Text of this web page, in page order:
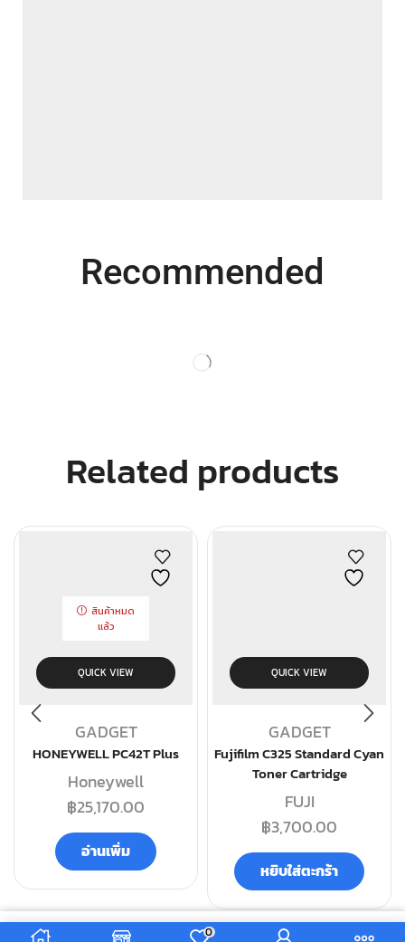
Recommended
Related products
สินค้าหมด
แล้ว
QUICK VIEW
GADGET
HONEYWELL PC42T Plus
Honeywell
฿25,170.00
อ่านเพิ่ม
QUICK VIEW
GADGET
Fujifilm C325 Standard Cyan
Toner Cartridge
FUJI
฿3,700.00
หยิบใส่ตะกร้า
0